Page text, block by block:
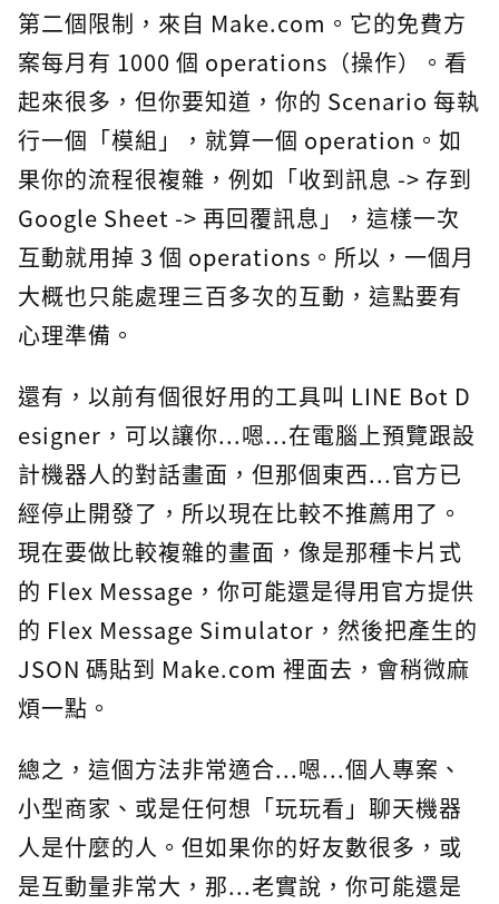
第二個限制，來自 Make.com。它的免費方
案每月有 1000 個 operations（操作）。看
起來很多，但你要知道，你的 Scenario 每執
行一個「模組」，就算一個 operation。如
果你的流程很複雜，例如「收到訊息 -> 存到
Google Sheet -> 再回覆訊息」，這樣一次
互動就用掉 3 個 operations。所以，一個月
大概也只能處理三百多次的互動，這點要有
心理準備。
還有，以前有個很好用的工具叫 LINE Bot D
esigner，可以讓你...嗯...在電腦上預覽跟設
計機器人的對話畫面，但那個東西...官方已
經停止開發了，所以現在比較不推薦用了。
現在要做比較複雜的畫面，像是那種卡片式
的 Flex Message，你可能還是得用官方提供
的 Flex Message Simulator，然後把產生的
JSON 碼貼到 Make.com 裡面去，會稍微麻
煩一點。
總之，這個方法非常適合...嗯...個人專案、
小型商家、或是任何想「玩玩看」聊天機器
人是什麼的人。但如果你的好友數很多，或
是互動量非常大，那...老實說，你可能還是